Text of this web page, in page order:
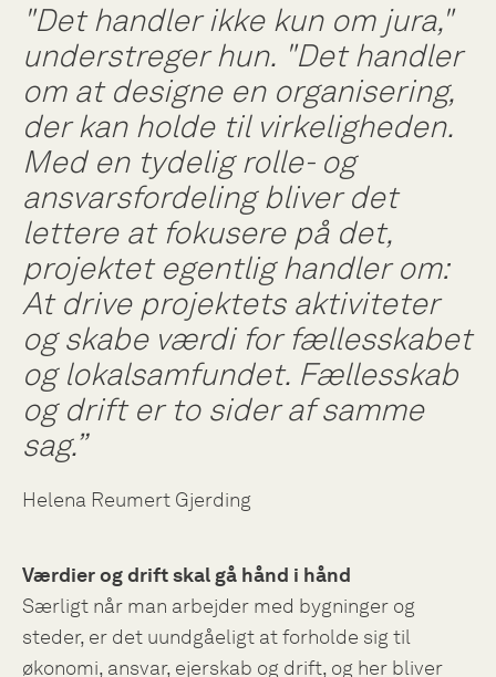
"Det handler ikke kun om jura,"
understreger hun. "Det handler
om at designe en organisering,
der kan holde til virkeligheden.
Med en tydelig rolle- og
ansvarsfordeling bliver det
lettere at fokusere på det,
projektet egentlig handler om:
At drive projektets aktiviteter
og skabe værdi for fællesskabet
og lokalsamfundet. Fællesskab
og drift er to sider af samme
sag.”
Helena Reumert Gjerding
Værdier og drift skal gå hånd i hånd
Særligt når man arbejder med bygninger og
steder, er det uundgåeligt at forholde sig til
økonomi, ansvar, ejerskab og drift, og her bliver